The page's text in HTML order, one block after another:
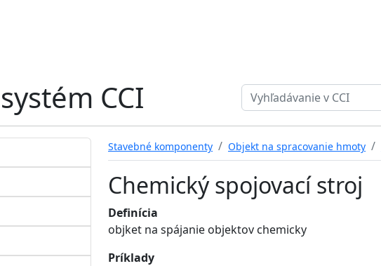
CCI Search term
Stavebné komponenty Objekt na spracovanie hmoty
Chemický spojovací stroj
Definícia
objket na spájanie objektov chemicky
Príklady